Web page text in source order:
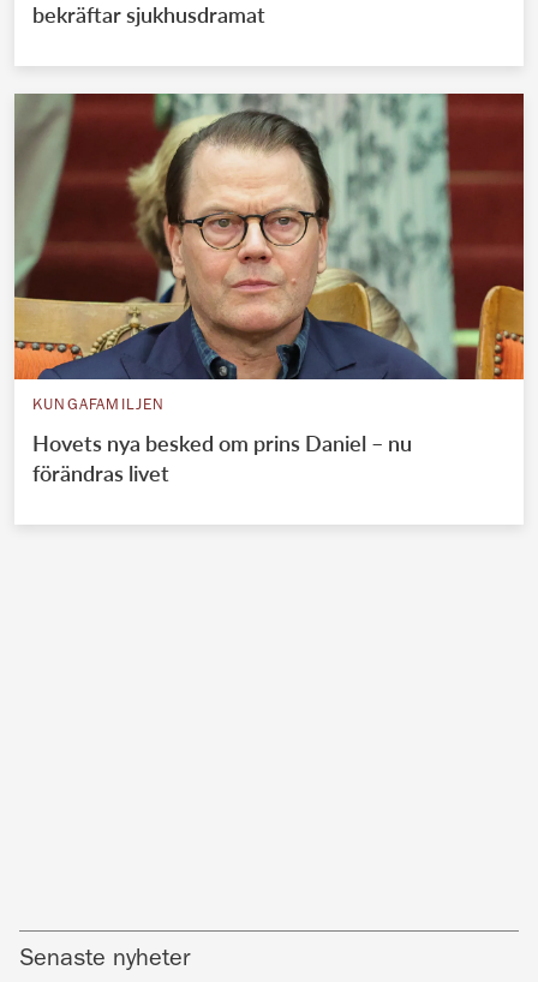
bekräftar sjukhusdramat
KUNGAFAMILJEN
Hovets nya besked om prins Daniel – nu
förändras livet
Senaste nyheter